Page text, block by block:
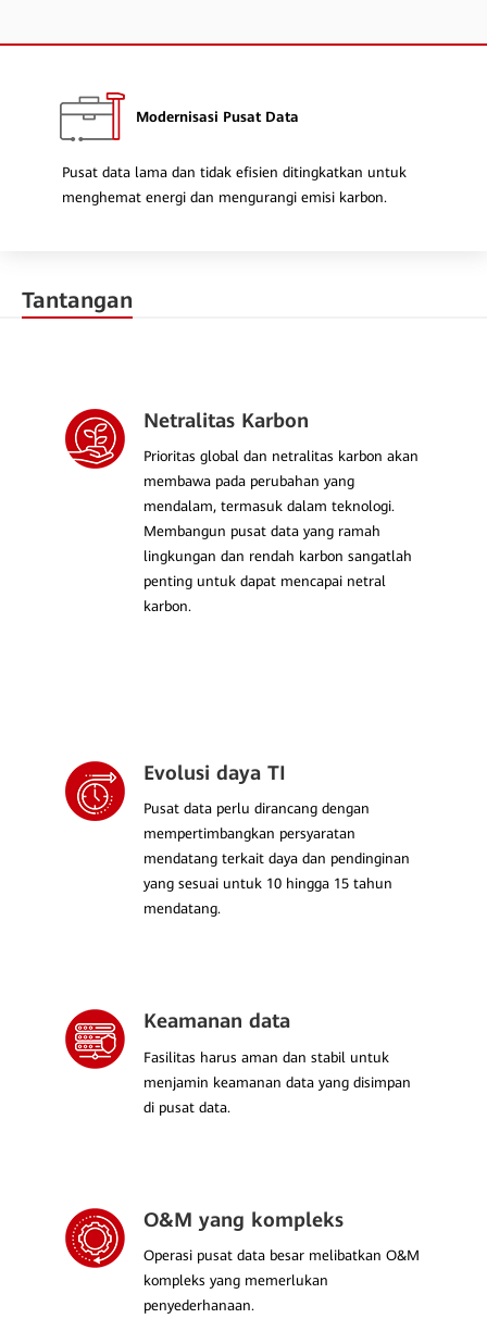
Modernisasi Pusat Data
Pusat data lama dan tidak efisien ditingkatkan untuk
menghemat energi dan mengurangi emisi karbon.
Tantangan
Netralitas Karbon
Prioritas global dan netralitas karbon akan
membawa pada perubahan yang
mendalam, termasuk dalam teknologi.
Membangun pusat data yang ramah
lingkungan dan rendah karbon sangatlah
penting untuk dapat mencapai netral
karbon.
Evolusi daya TI
Pusat data perlu dirancang dengan
mempertimbangkan persyaratan
mendatang terkait daya dan pendinginan
yang sesuai untuk 10 hingga 15 tahun
mendatang.
Keamanan data
Fasilitas harus aman dan stabil untuk
menjamin keamanan data yang disimpan
di pusat data.
O&M yang kompleks
Operasi pusat data besar melibatkan O&M
kompleks yang memerlukan
penyederhanaan.